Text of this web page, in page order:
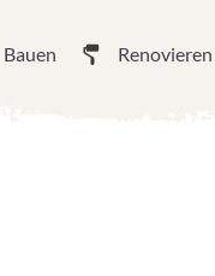
Bauen Renovieren